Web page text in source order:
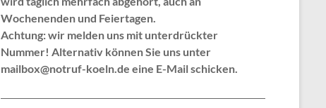
Wochenenden und Feiertagen.
Achtung: wir melden uns mit unterdrückter
Nummer! Alternativ können Sie uns unter
mailbox@notruf-koeln.de eine E-Mail schicken.